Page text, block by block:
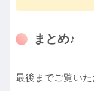
まとめ♪
最後までご覧いた